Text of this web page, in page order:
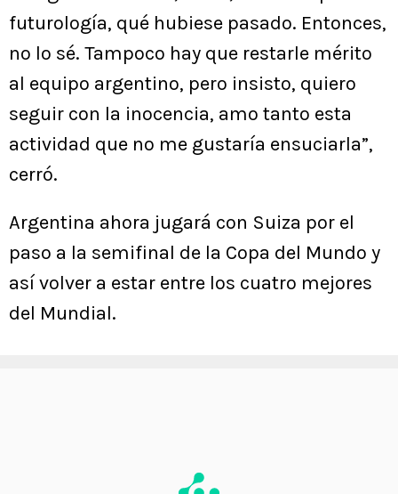
futurología, qué hubiese pasado. Entonces,
no lo sé. Tampoco hay que restarle mérito
al equipo argentino, pero insisto, quiero
seguir con la inocencia, amo tanto esta
actividad que no me gustaría ensuciarla”,
cerró.
Argentina ahora jugará con Suiza por el
paso a la semifinal de la Copa del Mundo y
así volver a estar entre los cuatro mejores
del Mundial.